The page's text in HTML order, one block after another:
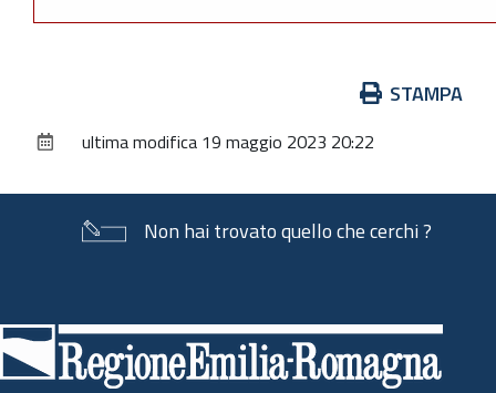
documento
STAMPA
ultima modifica 19 maggio 2023 20:22
Non hai trovato quello che cerchi ?
di
pagina